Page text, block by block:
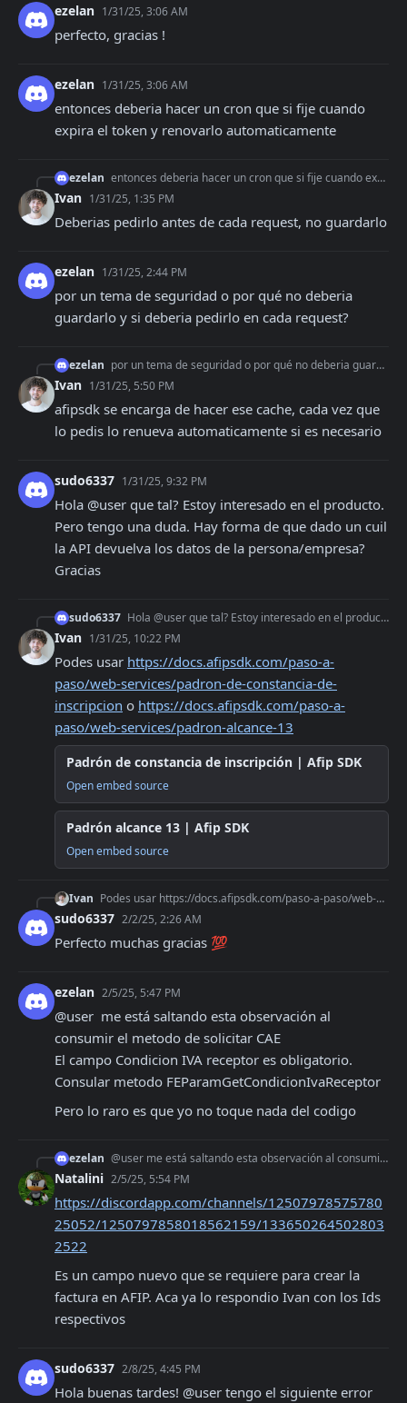
ezelan 1/31/25, 3:06 AM
perfecto, gracias !
ezelan 1/31/25, 3:06 AM
entonces deberia hacer un cron que si fije cuando
expira el token y renovarlo automaticamente
ezelan entonces deberia hacer un cron que si fije cuando expira el token y renovarlo automaticamente
Ivan 1/31/25, 1:35 PM
Deberias pedirlo antes de cada request, no guardarlo
ezelan 1/31/25, 2:44 PM
por un tema de seguridad o por qué no deberia
guardarlo y si deberia pedirlo en cada request?
ezelan por un tema de seguridad o por qué no deberia guardarlo y si deberia pedirlo en cada request?
Ivan 1/31/25, 5:50 PM
afipsdk se encarga de hacer ese cache, cada vez que
lo pedis lo renueva automaticamente si es necesario
sudo6337 1/31/25, 9:32 PM
Hola @user que tal? Estoy interesado en el producto.
Pero tengo una duda. Hay forma de que dado un cuil
la API devuelva los datos de la persona/empresa?
Gracias
sudo6337 Hola @user que tal? Estoy interesado en el producto. Pero tengo una duda. Hay forma de que dado un cuil la API devuelva los datos de la persona/empresa? Gracias
Ivan 1/31/25, 10:22 PM
Podes usar https://docs.afipsdk.com/paso-a-
paso/web-services/padron-de-constancia-de-
inscripcion o https://docs.afipsdk.com/paso-a-
paso/web-services/padron-alcance-13
Padrón de constancia de inscripción | Afip SDK
Open embed source
Padrón alcance 13 | Afip SDK
Open embed source
Ivan Podes usar https://docs.afipsdk.com/paso-a-paso/web-services/padron-de-constancia-de-inscripcion o https://docs.afipsdk.com/paso-a-paso/web-services/padron-alca
sudo6337 2/2/25, 2:26 AM
Perfecto muchas gracias 💯
ezelan 2/5/25, 5:47 PM
@user  me está saltando esta observación al
consumir el metodo de solicitar CAE
El campo Condicion IVA receptor es obligatorio.
Consular metodo FEParamGetCondicionIvaReceptor
Pero lo raro es que yo no toque nada del codigo
ezelan @user me está saltando esta observación al consumir el metodo de solicitar CAE El campo Condicion IVA receptor es obligatorio. Consular metodo FEParamGetCondic
Natalini 2/5/25, 5:54 PM
https://discordapp.com/channels/12507978575780
25052/1250797858018562159/133650264502803
2522
Es un campo nuevo que se requiere para crear la
factura en AFIP. Aca ya lo respondio Ivan con los Ids
respectivos
sudo6337 2/8/25, 4:45 PM
Hola buenas tardes! @user tengo el siguiente error